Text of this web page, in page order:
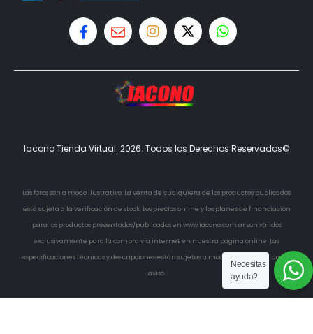
Iacono Tienda Virtual. 2026. Todos los Derechos Reservados©
Las fotos son a modo ilustrativo. La venta de cualquiera de los productos publicados
está sujeta a la verificación de stock. Los precios online y los planes de financiación
para los productos presentados/publicados en www.iacono.com.ar son válidos
exclusivamente para la compra vía internet en nuestra pagina online. Las
especificaciones técnicas y descripciones están sujetas a modificaciones sin previo
aviso.
Necesitas
ayuda?